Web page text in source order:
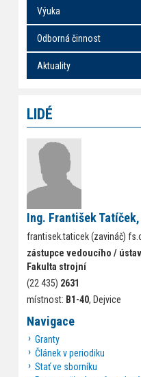
Výuka
Odborná činnost
Aktuality
LIDÉ
Ing. František Tatíček,
frantisek.taticek (zavináč)
zástupce vedoucího /
Fakulta strojní
(22 435) 2631
místnost: B1-40, Dejvice
Navigace
Granty
Článek v periodiku
Stať ve sborníku